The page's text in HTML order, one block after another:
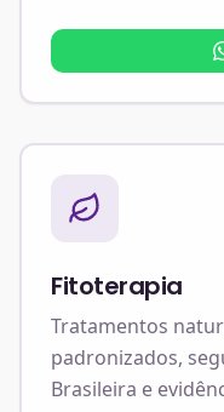
Fitoterapia
Tratamentos
padronizados,
Brasileira e